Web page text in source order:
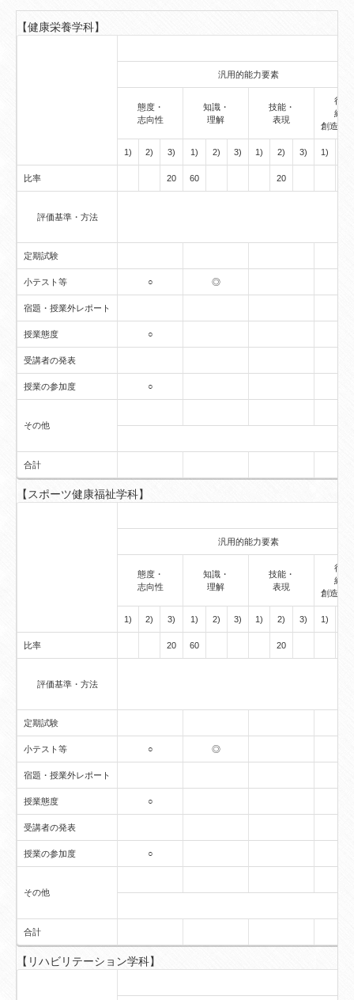
【健康栄養学科】
汎用的能力要素
態度・
志向性
知識・
理解
技能・
表現
行動
経験
創造的
1) 2) 3) 1) 2) 3) 1) 2) 3) 1)
比率 20 60 20
評価基準・方法
定期試験
小テスト等 ○ ◎
宿題・授業外レポート
授業態度 ○
受講者の発表
授業の参加度 ○
その他
合計
【スポーツ健康福祉学科】
汎用的能力要素
態度・
志向性
知識・
理解
技能・
表現
行動
経験
創造的
1) 2) 3) 1) 2) 3) 1) 2) 3) 1)
比率 20 60 20
評価基準・方法
定期試験
小テスト等 ○ ◎
宿題・授業外レポート
授業態度 ○
受講者の発表
授業の参加度 ○
その他
合計
【リハビリテーション学科】